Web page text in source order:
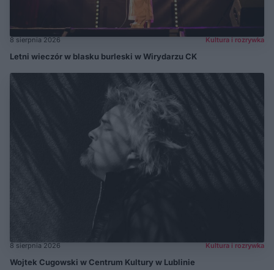
8 sierpnia 2026 Kultura i rozrywka
Letni wieczór w blasku burleski w Wirydarzu CK
8 sierpnia 2026 Kultura i rozrywka
Wojtek Cugowski w Centrum Kultury w Lublinie